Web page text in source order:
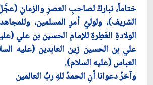
ختاماً، نباركُ لصاحبِ العصرِ والزمانِ
الشريف)، ولوليِّ أمرِ المسلمين،
الولادةِ العَطِرةِ للإمام الحسين بن علي
علي بن الحسين زين العابدين (عليه
العباس (عليه السلام).
وآخرُ دعوانا أنِ الحمدُ للهِ ربِّ العالمين